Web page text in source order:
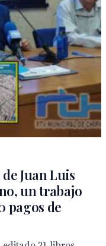
Juan Luis
un trabajo
pagos de